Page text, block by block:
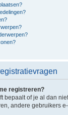
registreren?
bepaalt of je al dan
andere gebruikers